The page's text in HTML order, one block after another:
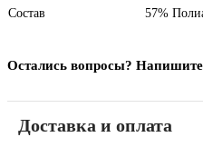
Состав 57%
Остались вопросы?
Доставка и оплата